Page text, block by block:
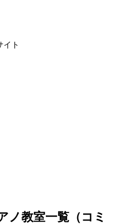
イト
ノ教室一覧（コミ